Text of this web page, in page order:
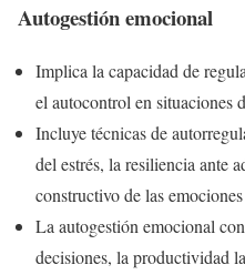
Autogestión emocional
Implica la capacidad de
el autocontrol en situaciones
Incluye técnicas de
del estrés, la resiliencia ante
constructivo de las
La autogestión emocional
decisiones, la productividad